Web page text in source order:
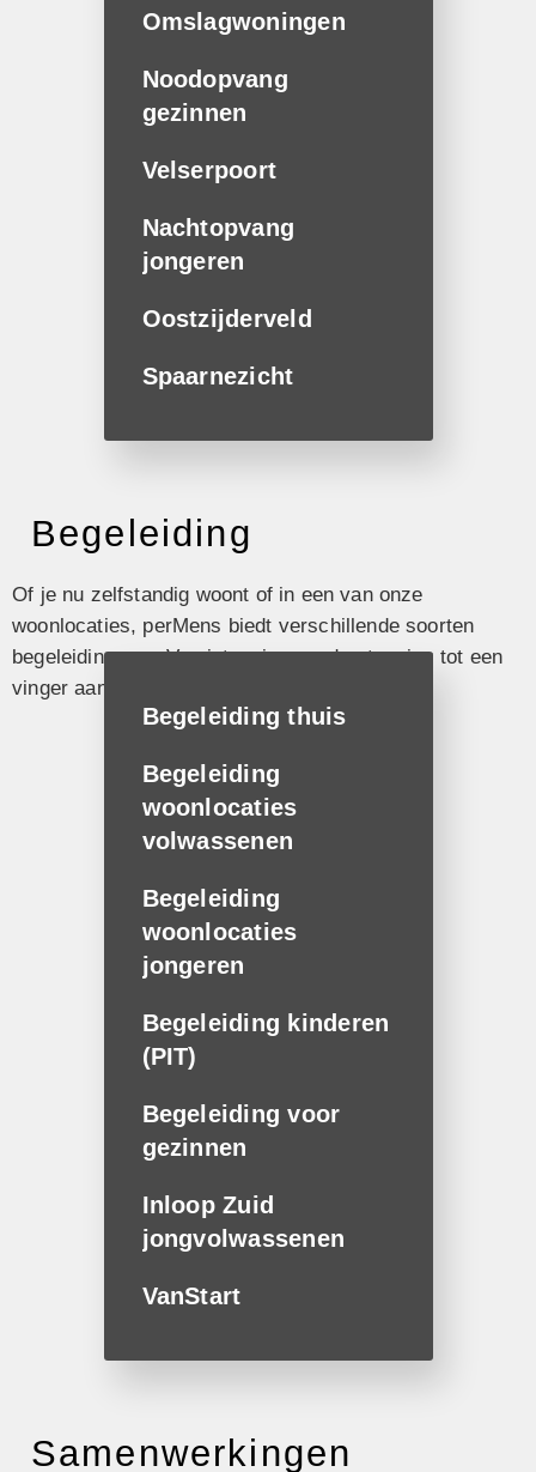
Omslag­woningen
Noodopvang
gezinnen
Velserpoort
Nachtopvang
jongeren
Oostzijderveld
Spaarnezicht
Begeleiding
Of je nu zelfstandig woont of in een van onze
woonlocaties, perMens biedt verschillende soorten
begeleiding aan. Van intensieve ondersteuning tot een
vinger aan de pols.
Begeleiding thuis
Begeleiding
woonlocaties
volwassenen
Begeleiding
woonlocaties
jongeren
Begeleiding kinderen
(PIT)
Begeleiding voor
gezinnen
Inloop Zuid
jongvolwassenen
VanStart
Samen­werkingen